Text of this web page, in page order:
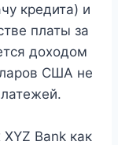
кредита) и
платы за
доходом
США не
Bank как